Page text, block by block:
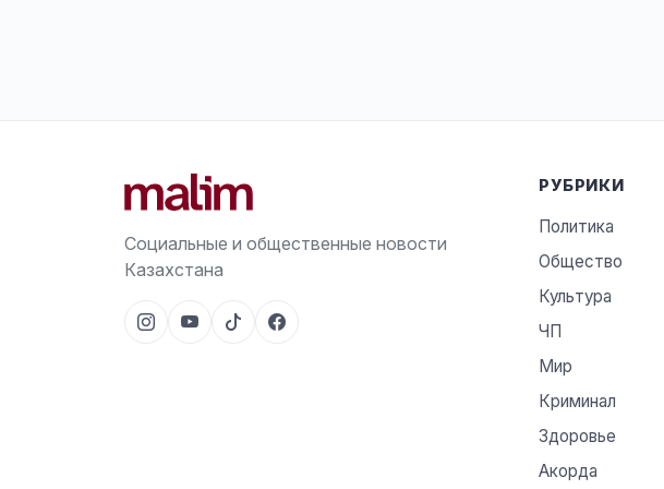
Социальные и общественные новости
Казахстана
РУБРИКИ
Политика
Общество
Культура
ЧП
Мир
Криминал
Здоровье
Акорда